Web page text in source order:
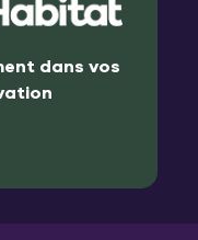
dans vos